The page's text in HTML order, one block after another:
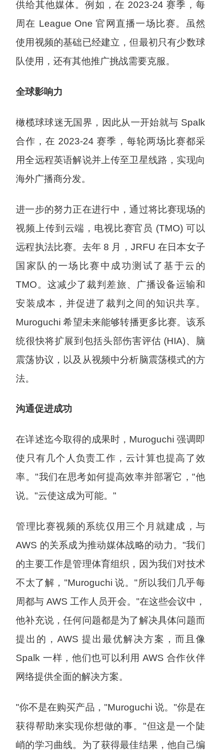
供给其他媒体。例如，在 2023-24 赛季，每
周在 League One 官网直播一场比赛。虽然
使用视频的基础已经建立，但最初只有少数球
队使用，还有其他推广挑战需要克服。
全球影响力
橄榄球球迷无国界，因此从一开始就与 Spalk
合作，在 2023-24 赛季，每轮两场比赛都采
用全远程英语解说并上传至卫星线路，实现向
海外广播商分发。
进一步的努力正在进行中，通过将比赛现场的
视频上传到云端，电视比赛官员 (TMO) 可以
远程执法比赛。去年 8 月，JRFU 在日本女子
国家队的一场比赛中成功测试了基于云的
TMO。这减少了裁判差旅、广播设备运输和
安装成本，并促进了裁判之间的知识共享。
Muroguchi 希望未来能够转播更多比赛。该系
统很快将扩展到包括头部伤害评估 (HIA)、脑
震荡协议，以及从视频中分析脑震荡模式的方
法。
沟通促进成功
在详述迄今取得的成果时，Muroguchi 强调即
使只有几个人负责工作，云计算也提高了效
率。"我们在思考如何提高效率并部署它，"他
说。"云使这成为可能。"
管理比赛视频的系统仅用三个月就建成，与
AWS 的关系成为推动媒体战略的动力。"我们
的主要工作是管理体育组织，因为我们对技术
不太了解，"Muroguchi 说。"所以我们几乎每
周都与 AWS 工作人员开会。"在这些会议中，
他补充说，任何问题都是为了解决具体问题而
提出的，AWS 提出最优解决方案，而且像
Spalk 一样，他们也可以利用 AWS 合作伙伴
网络提供全面的解决方案。
"你不是在购买产品，"Muroguchi 说。"你是在
获得帮助来实现你想做的事。"但这是一个陡
峭的学习曲线。为了获得最佳结果，他自己编